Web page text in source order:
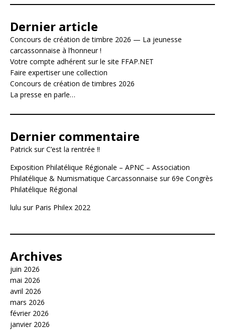
Dernier article
Concours de création de timbre 2026 — La jeunesse
carcassonnaise à l’honneur !
Votre compte adhérent sur le site FFAP.NET
Faire expertiser une collection
Concours de création de timbres 2026
La presse en parle…
Dernier commentaire
Patrick surC’est la rentrée !!
Exposition Philatélique Régionale – APNC – Association
Philatélique & Numismatique Carcassonnaise sur69e Congrès
Philatélique Régional
lulu sur Paris Philex 2022
Archives
juin 2026
mai 2026
avril 2026
mars 2026
février 2026
janvier 2026